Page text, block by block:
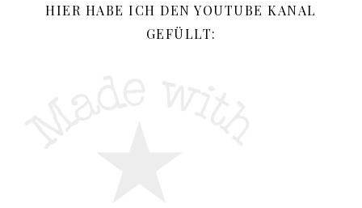
HIER HABE ICH DEN YOUTUBE KANAL
GEFÜLLT: